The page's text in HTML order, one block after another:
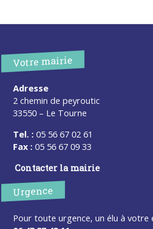
Votre mairie
Adresse
2 chemin de peyroutic
33550 – Le Tourne
Tel. : 05 56 67 02 61
Fax : 05 56 67 09 33
Contacter la mairie
Urgence
Pour toute urgence, un élu à votre